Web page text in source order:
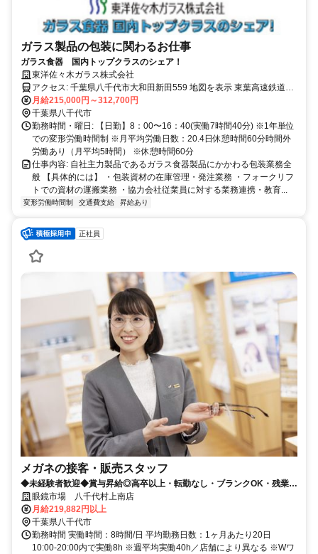
ガラス製品の包装に関わるお仕事
ガラス食器 国内トップクラスのシェア！
東洋佐々木ガラス株式会社
アクセス: 千葉県八千代市大和田新田559 地図を表示 東葉高速鉄道
月給215,000円～312,700円
千葉県八千代市
勤務時間・曜日: 【日勤】8：00〜16：40(実働7時間40分) ※1年単位
での変形労働時間制 ※月平均労働日数：20.4日休憩時間60分時間外
労働あり（月平均5時間） ※休憩時間60分
仕事内容: 自社主力製品であるガラス食器製品にかかわる包装業務全
般 【具体的には】 ・包装資材の在庫管理・発注業務 ・フォークリフ
トでの資材の運搬業務 ・協力会社従業員に対する業務連携・教育...
変形労働時間制 交通費支給 昇給あり
正社員
メガネの接客・販売スタッフ
◆未経験者歓迎◆賞与昇給◎高卒以上・転勤なし・ブランクOK・残業少
なめ・業界No1！
眼鏡市場 八千代村上南店
月給219,882円以上
千葉県八千代市
勤務時間 実働時間：8時間/日 平均勤務日数：1ヶ月あたり20日
10:00-20:00内で実働8h ※週平均実働40h／店舗により異なる ※Wワ